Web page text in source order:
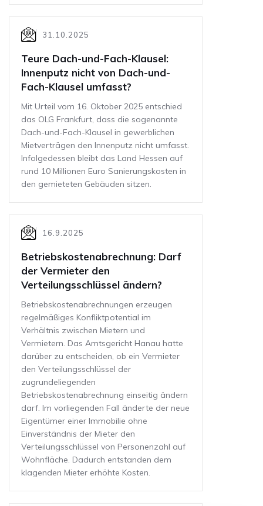
31.10.2025
Teure Dach-und-Fach-Klausel:
Innenputz nicht von Dach-und-
Fach-Klausel umfasst?
Mit Urteil vom 16. Oktober 2025 entschied
das OLG Frankfurt, dass die sogenannte
Dach-und-Fach-Klausel in gewerblichen
Mietverträgen den Innenputz nicht umfasst.
Infolgedessen bleibt das Land Hessen auf
rund 10 Millionen Euro Sanierungskosten in
den gemieteten Gebäuden sitzen.
16.9.2025
Betriebskostenabrechnung: Darf
der Vermieter den
Verteilungsschlüssel ändern?
Betriebskostenabrechnungen erzeugen
regelmäßiges Konfliktpotential im
Verhältnis zwischen Mietern und
Vermietern. Das Amtsgericht Hanau hatte
darüber zu entscheiden, ob ein Vermieter
den Verteilungsschlüssel der
zugrundeliegenden
Betriebskostenabrechnung einseitig ändern
darf. Im vorliegenden Fall änderte der neue
Eigentümer einer Immobilie ohne
Einverständnis der Mieter den
Verteilungsschlüssel von Personenzahl auf
Wohnfläche. Dadurch entstanden dem
klagenden Mieter erhöhte Kosten.